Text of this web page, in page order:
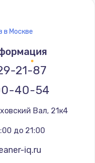
в Москве
21-87
40-54
Вал, 21к4
до 21:00
iq.ru